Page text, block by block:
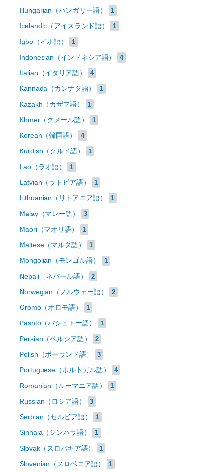
Hungarian（ハンガリー語） 1
Icelandic（アイスランド語） 1
Igbo（イボ語） 1
Indonesian（インドネシア語） 4
Italian（イタリア語） 4
Kannada（カンナダ語） 1
Kazakh（カザフ語） 1
Khmer（クメール語） 1
Korean（韓国語） 4
Kurdish（クルド語） 1
Lao（ラオ語） 1
Latvian（ラトビア語） 1
Lithuanian（リトアニア語） 1
Malay（マレー語） 3
Maori（マオリ語） 1
Maltese（マルタ語） 1
Mongolian（モンゴル語） 1
Nepali（ネパール語） 2
Norwegian（ノルウェー語） 2
Oromo（オロモ語） 1
Pashto（パシュトー語） 1
Persian（ペルシア語） 2
Polish（ポーランド語） 3
Portuguese（ポルトガル語） 4
Romanian（ルーマニア語） 1
Russian（ロシア語） 3
Serbian（セルビア語） 1
Sinhala（シンハラ語） 1
Slovak（スロバキア語） 1
Slovenian（スロベニア語） 1